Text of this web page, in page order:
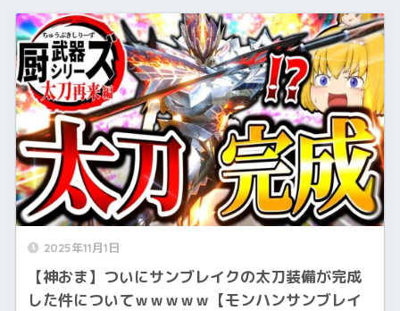
2025年11月1日
【神おま】ついにサンブレイクの太刀装備が完成
した件についてｗｗｗｗｗ【モンハンサンブレイ